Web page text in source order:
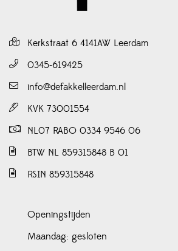
Kerkstraat 6 4141AW Leerdam
0345-619425
info@defakkelleerdam.nl
KVK 73001554
NL07 RABO 0334 9546 06
BTW NL 859315848 B 01
RSIN 859315848
Openingstijden
Maandag: gesloten